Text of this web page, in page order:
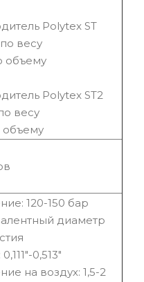
Polytex ST
весу
объему
Polytex ST2
весу
объему
120-150 бар
диаметр
0,513"
на воздух: 1,5-2